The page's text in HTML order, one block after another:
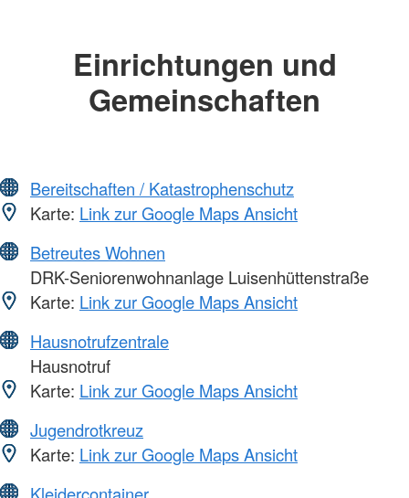
Einrichtungen und
Gemeinschaften
Bereitschaften / Katastrophenschutz
Karte: Link zur Google Maps Ansicht
Betreutes Wohnen
DRK-Seniorenwohnanlage Luisenhüttenstraße
Karte: Link zur Google Maps Ansicht
Hausnotrufzentrale
Hausnotruf
Karte: Link zur Google Maps Ansicht
Jugendrotkreuz
Karte: Link zur Google Maps Ansicht